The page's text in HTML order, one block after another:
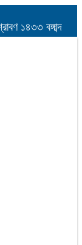
১৪৩৩ বঙ্গাব্দ